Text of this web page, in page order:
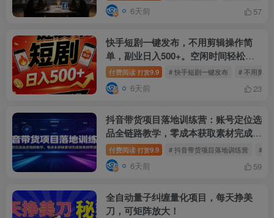
6天前 57
快手短剧一键发布，不用剪辑操作简
单，副业日入500+。空闲时间轻松赚
收益
付费阅读 打赏9.9 # 快手短剧一键发布 # 不用剪辑
6天前 23
抖音带货项目落地训练营：账号定位选
品全链路教学，零成本获取素材完成短
视频带货起号
付费阅读 打赏9.9 # 抖音带货项目落地训练营 # 账
6天前 59
全自动量子纠缠量化项目，每天挣美
刀，可矩阵放大！